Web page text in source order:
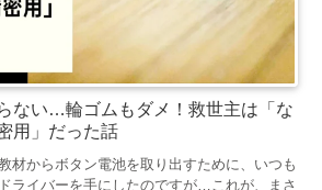
ない…輪ゴムもダメ！救世主は「な
用」だった話
材からボタン電池を取り出すために、いつも
ライバーを手にしたのですが…これが、まさ